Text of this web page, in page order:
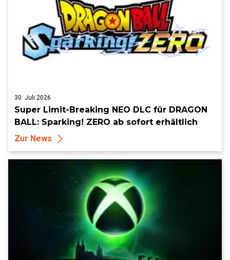
30. Juli 2026
Super Limit-Breaking NEO DLC für DRAGON
BALL: Sparking! ZERO ab sofort erhältlich
Zur News